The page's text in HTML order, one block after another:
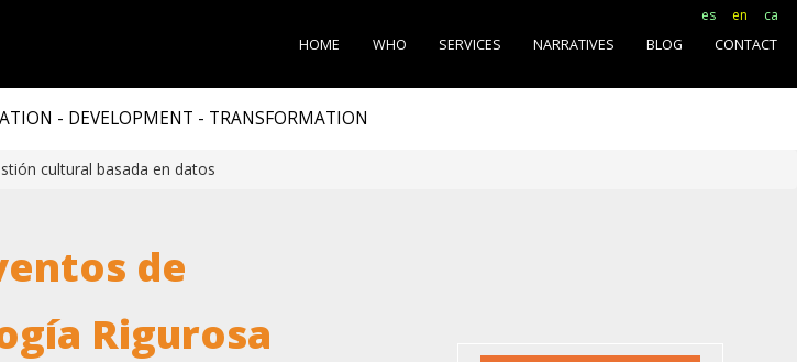
- DEVELOPMENT - TRANSFORMATION
HOME WHO SERVICES NARRATIVES BLOG CONTACT
cultural basada en datos
es en ca
de
Rigurosa